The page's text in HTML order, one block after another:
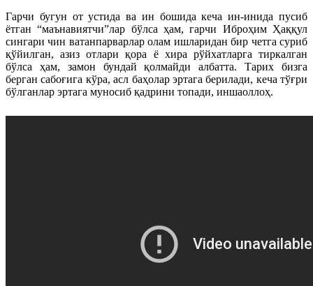
Гарчи бугун от устида ва ин бошида кеча ин-инида пусиб
ётган “маънавиятчи”лар бўлса ҳам, гарчи Иброҳим Ҳаққул
сингари чин ватанпарварлар олам ишларидан бир четга суриб
қўйилган, азиз отлари қора ё хира рўйхатларга тиркалган
бўлса ҳам, замон бундай қолмайди албатта. Тарих бизга
берган сабоғига кўра, асл баҳолар эртага берилади, кеча тўғри
бўлганлар эртага муносиб қадрини топади, иншаоллоҳ.